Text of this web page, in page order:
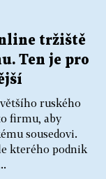
tržiště
Ten je pro
ruského
firmu, aby
sousedovi.
kterého podnik